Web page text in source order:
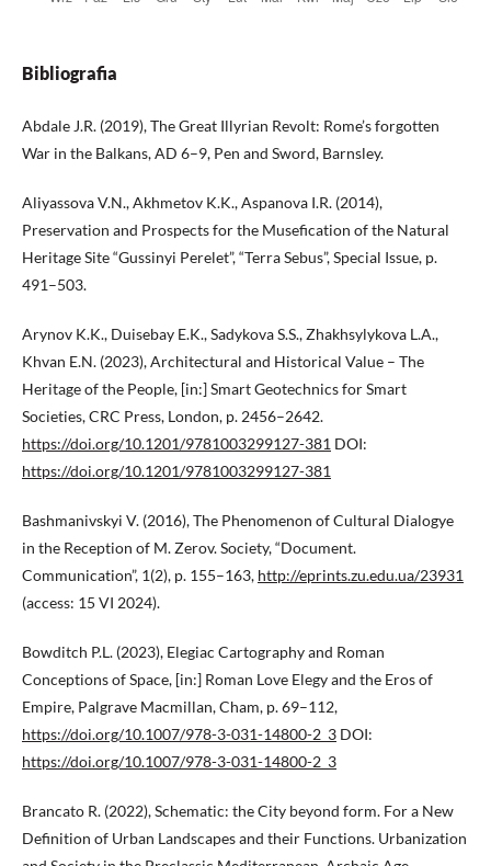
Bibliografia
Abdale J.R. (2019), The Great Illyrian Revolt: Rome’s forgotten
War in the Balkans, AD 6–9, Pen and Sword, Barnsley.
Aliyassova V.N., Akhmetov K.K., Aspanova I.R. (2014),
Preservation and Prospects for the Musefication of the Natural
Heritage Site “Gussinyi Perelet”, “Terra Sebus”, Special Issue, p.
491–503.
Arynov K.K., Duisebay E.K., Sadykova S.S., Zhakhsylykova L.A.,
Khvan E.N. (2023), Architectural and Historical Value – The
Heritage of the People, [in:] Smart Geotechnics for Smart
Societies, CRC Press, London, p. 2456–2642.
https://doi.org/10.1201/9781003299127-381 DOI:
https://doi.org/10.1201/9781003299127-381
Bashmanivskyi V. (2016), The Phenomenon of Cultural Dialogye
in the Reception of M. Zerov. Society, “Document.
Communication”, 1(2), p. 155–163, http://eprints.zu.edu.ua/23931
(access: 15 VI 2024).
Bowditch P.L. (2023), Elegiac Cartography and Roman
Conceptions of Space, [in:] Roman Love Elegy and the Eros of
Empire, Palgrave Macmillan, Cham, p. 69–112,
https://doi.org/10.1007/978-3-031-14800-2_3 DOI:
https://doi.org/10.1007/978-3-031-14800-2_3
Brancato R. (2022), Schematic: the City beyond form. For a New
Definition of Urban Landscapes and their Functions. Urbanization